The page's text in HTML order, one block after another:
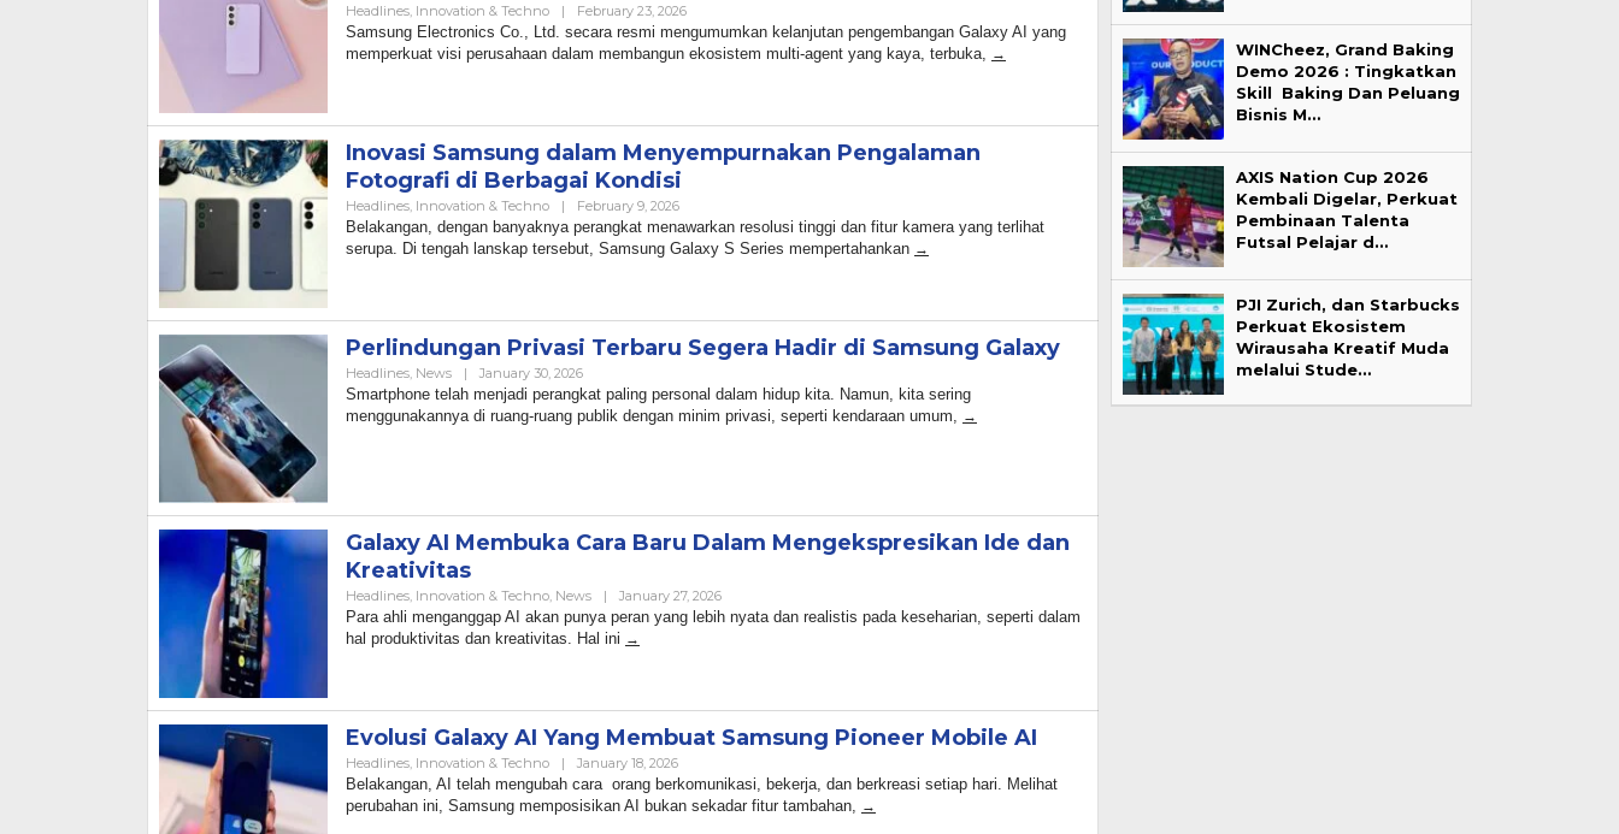
Headlines, Innovation & Techno | February 23, 2026By
Admin
Samsung Electronics Co., Ltd. secara resmi mengumumkan kelanjutan pengembangan Galaxy AI yang
memperkuat visi perusahaan dalam membangun ekosistem multi-agent yang kaya, terbuka,
Inovasi Samsung dalam Menyempurnakan Pengalaman
Fotografi di Berbagai Kondisi
Headlines, Innovation & Techno | February 9, 2026By
Admin
Belakangan, dengan banyaknya perangkat menawarkan resolusi tinggi dan fitur kamera yang terlihat
serupa. Di tengah lanskap tersebut, Samsung Galaxy S Series mempertahankan
Perlindungan Privasi Terbaru Segera Hadir di Samsung Galaxy
Headlines, News | January 30, 2026By
Admin
Smartphone telah menjadi perangkat paling personal dalam hidup kita. Namun, kita sering
menggunakannya di ruang-ruang publik dengan minim privasi, seperti kendaraan umum,
Galaxy AI Membuka Cara Baru Dalam Mengekspresikan Ide dan
Kreativitas
Headlines, Innovation & Techno, News | January 27, 2026By
Admin
Para ahli menganggap AI akan punya peran yang lebih nyata dan realistis pada keseharian, seperti dalam
hal produktivitas dan kreativitas. Hal ini
Evolusi Galaxy AI Yang Membuat Samsung Pioneer Mobile AI
Headlines, Innovation & Techno | January 18, 2026By
Admin
Belakangan, AI telah mengubah cara orang berkomunikasi, bekerja, dan berkreasi setiap hari. Melihat
perubahan ini, Samsung memposisikan AI bukan sekadar fitur tambahan,
WINCheez, Grand Baking
Demo 2026 : Tingkatkan
Skill Baking Dan Peluang
Bisnis M…
AXIS Nation Cup 2026
Kembali Digelar, Perkuat
Pembinaan Talenta
Futsal Pelajar d…
PJI Zurich, dan Starbucks
Perkuat Ekosistem
Wirausaha Kreatif Muda
melalui Stude…